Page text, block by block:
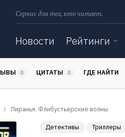
Сервис для тех, кто читает.
Новости Рейтинги
0 ЦИТАТЫ 0 ГДЕ НАЙТИ
Пиранья. Флибустьерские волны
Детективы Триллеры